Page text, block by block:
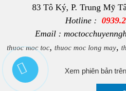
83 Tô Ký, P. Trung Mỹ
Hotline :
Email :
thuoc moc toc, thuoc moc long may,
Xem phiên bản